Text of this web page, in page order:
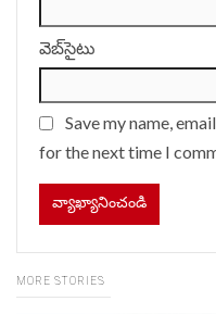
వెబ్‌సైటు
Save my name,
for the next time I
MORE STORIES